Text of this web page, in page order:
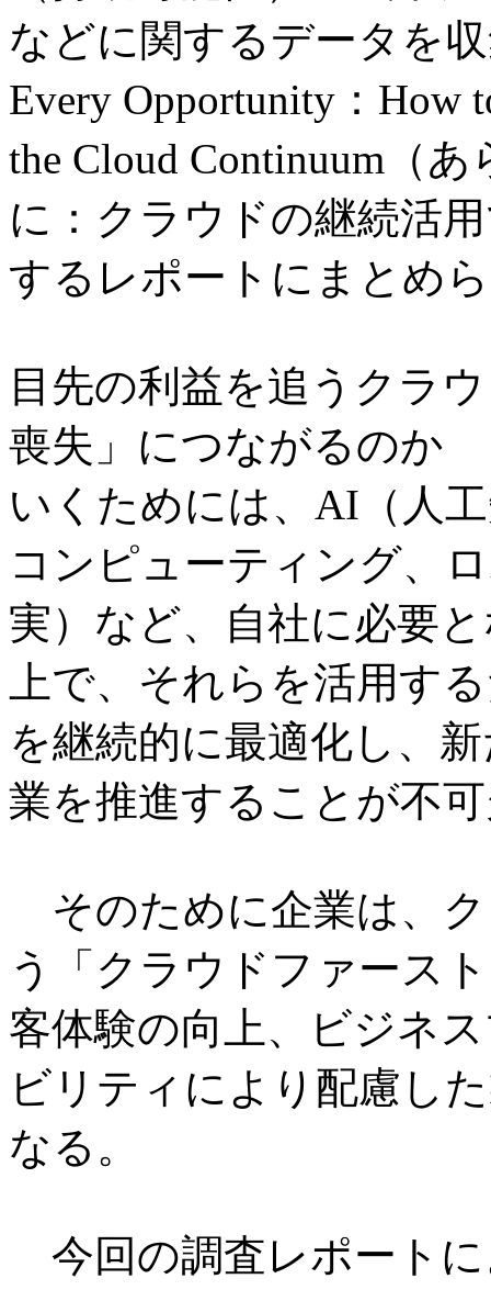
などに関するデータを
Every Opportunity：How
the Cloud Continuum（
に：クラウドの継続活
するレポートにまとめ
目先の利益を追うクラ
喪失」につながるのか
いくためには、AI（人
コンピューティング、
実）など、自社に必要
上で、それらを活用す
を継続的に最適化し、
業を推進することが不
そのために企業は、
う「クラウドファース
客体験の向上、ビジネ
ビリティにより配慮し
なる。
今回の調査レポート